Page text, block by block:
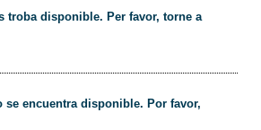
troba disponible. Per favor, torne a
encuentra disponible. Por favor,